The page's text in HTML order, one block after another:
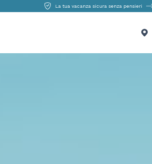
La tua vacanza sicura senza pensieri